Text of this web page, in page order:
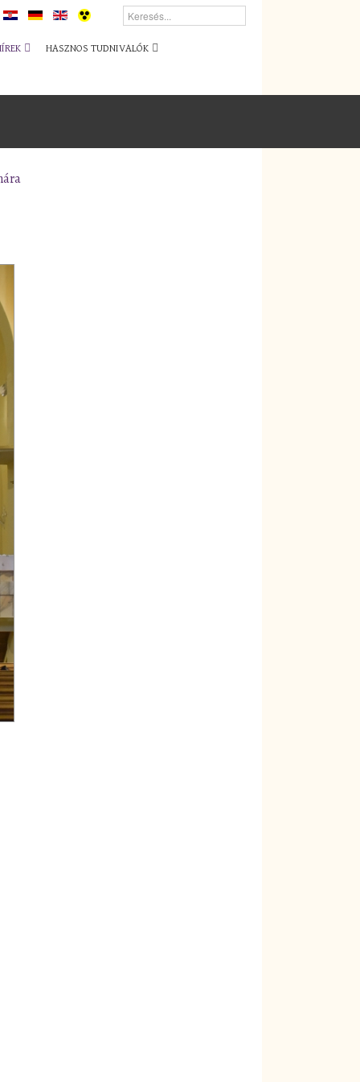
HASZNOS TUDNIVALÓK